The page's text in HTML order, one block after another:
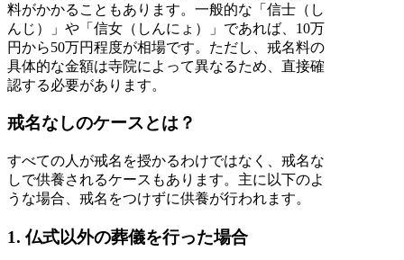
料がかかることもあります。一般的な「信士（し
んじ）」や「信女（しんにょ）」であれば、10万
円から50万円程度が相場です。ただし、戒名料の
具体的な金額は寺院によって異なるため、直接確
認する必要があります。
戒名なしのケースとは？
すべての人が戒名を授かるわけではなく、戒名な
しで供養されるケースもあります。主に以下のよ
うな場合、戒名をつけずに供養が行われます。
1. 仏式以外の葬儀を行った場合